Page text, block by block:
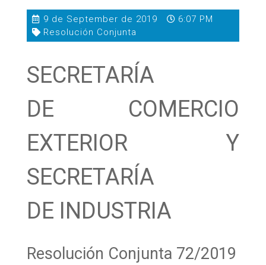
9 de September de 2019
6:07 PM
Resolución Conjunta
SECRETARÍA
DE COMERCIO
EXTERIOR Y
SECRETARÍA
DE INDUSTRIA
Resolución Conjunta 72/2019